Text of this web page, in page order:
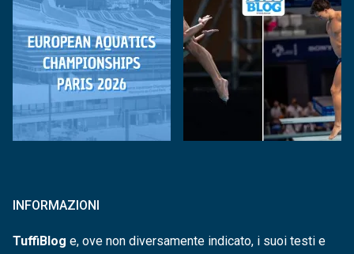
INFORMAZIONI
TuffiBlog e, ove non diversamente indicato, i suoi testi e